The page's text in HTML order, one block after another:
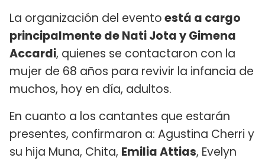
La organización del eventoestá a cargo
principalmente de Nati Jota y Gimena
Accardi, quienes se contactaron con la
mujer de 68 años para revivir la infancia de
muchos, hoy en día, adultos.
En cuanto a los cantantes que estarán
presentes, confirmaron a: Agustina Cherri y
su hija Muna, Chita, Emilia Attias, Evelyn